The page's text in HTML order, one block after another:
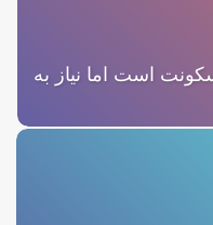
است اما نیاز به